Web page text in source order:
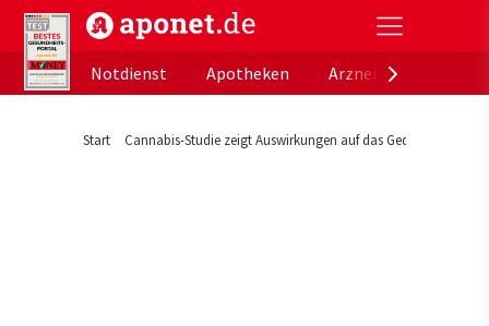
aponet.de - Das offizielle Gesundheitsportal der
Notdienst
Apotheken
Start Cannabis-Studie zeigt Auswirkungen auf das Gedächtnis